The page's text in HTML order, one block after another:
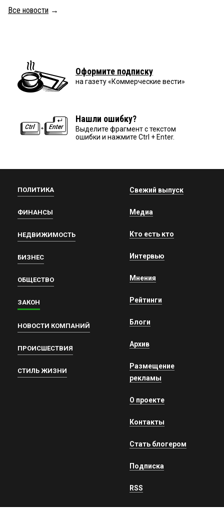
Все новости →
Оформите подписку
на газету «Коммерческие вести»
Нашли ошибку?
Выделите фрагмент с текстом
ошибки и нажмите Ctrl + Enter.
ПОЛИТИКА
ФИНАНСЫ
НЕДВИЖИМОСТЬ
БИЗНЕС
ОБЩЕСТВО
ЗАКОН
НОВОСТИ КОМПАНИЙ
ПРОИСШЕСТВИЯ
СТИЛЬ ЖИЗНИ
Свежий выпуск
Медиа
Кто есть кто
Интервью
Мнения
Рейтинги
Блоги
Архив
Размещение
рекламы
О проекте
Контакты
Стать блогером
Подписка
RSS